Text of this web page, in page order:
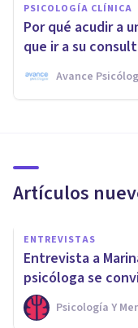
PSICOLOGÍA CLÍNICA
Por qué acudir a
que ir a su
Avance
Artículos
ENTREVISTAS
Entrevista a
psicóloga se
Psicología Y